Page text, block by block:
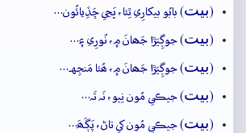
(بيت) بابُو بيکارِي ٿِئا، ڀَڃي ڇَڏِيائُون…
(بيت) جوڳِيَڙا جَھانَ ۾، نُورِي ۽…
(بيت) جوڳِيَڙا جَھانَ ۾، ھُئا مَنجِهہ…
(بيت) جيڪي مُون نِيو، نَہ تَہ…
(بيت) جيڪي مُون کي تاڻ، پَڳَھَ…